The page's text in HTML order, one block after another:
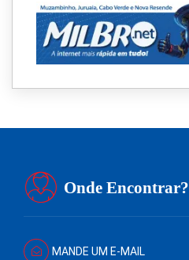
Onde Encontrar?
MANDE UM E-MAIL